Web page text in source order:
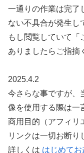
一通りの作業は完了
ない不具合が発生し
もし閲覧していて「
ありましたらご指摘
2025.4.2
今さらな事ですが、
像を使用する際は一
商用目的（アフィリ
リンクは一切お断り
詳しくは はじめて